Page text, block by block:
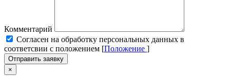
Комментарий
Cогласен на обработку персональных данных в
соответсвии с положением [Положение ]
Отправить заявку
×